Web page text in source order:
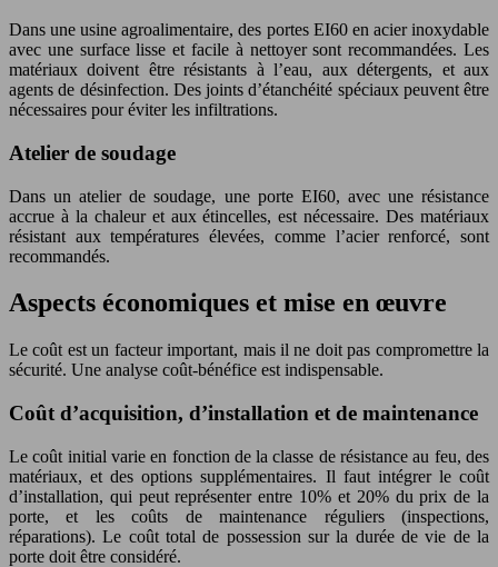
Dans une usine agroalimentaire, des portes EI60 en acier inoxydable
avec une surface lisse et facile à nettoyer sont recommandées. Les
matériaux doivent être résistants à l’eau, aux détergents, et aux
agents de désinfection. Des joints d’étanchéité spéciaux peuvent être
nécessaires pour éviter les infiltrations.
Atelier de soudage
Dans un atelier de soudage, une porte EI60, avec une résistance
accrue à la chaleur et aux étincelles, est nécessaire. Des matériaux
résistant aux températures élevées, comme l’acier renforcé, sont
recommandés.
Aspects économiques et mise en œuvre
Le coût est un facteur important, mais il ne doit pas compromettre la
sécurité. Une analyse coût-bénéfice est indispensable.
Coût d’acquisition, d’installation et de maintenance
Le coût initial varie en fonction de la classe de résistance au feu, des
matériaux, et des options supplémentaires. Il faut intégrer le coût
d’installation, qui peut représenter entre 10% et 20% du prix de la
porte, et les coûts de maintenance réguliers (inspections,
réparations). Le coût total de possession sur la durée de vie de la
porte doit être considéré.